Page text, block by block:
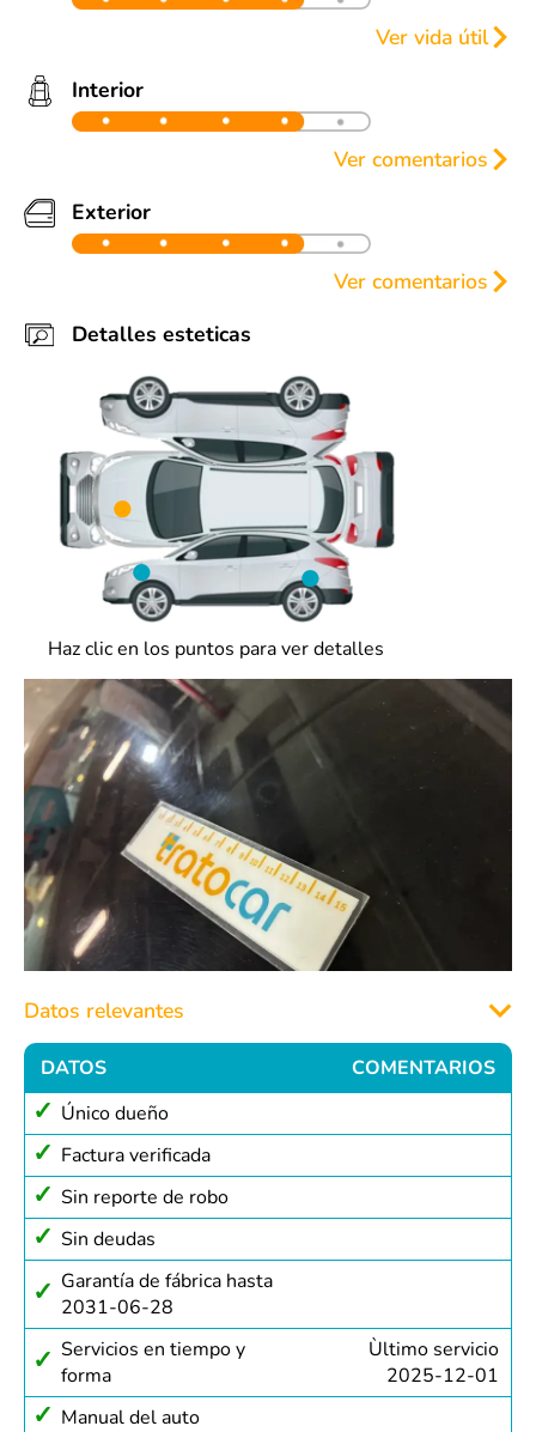
Ver vida útil
Llantas
50%
50%
50%
50%
50%
Interior
Ver comentarios
Exterior
Ver comentarios
Detalles esteticas
Haz clic en los puntos para ver detalles
Datos relevantes
DATOS
COMENTARIOS
Único dueño
Factura verificada
Sin reporte de robo
Sin deudas
Garantía de fábrica hasta
2031-06-28
Servicios en tiempo y
forma
Ùltimo servicio
2025-12-01
Manual del auto